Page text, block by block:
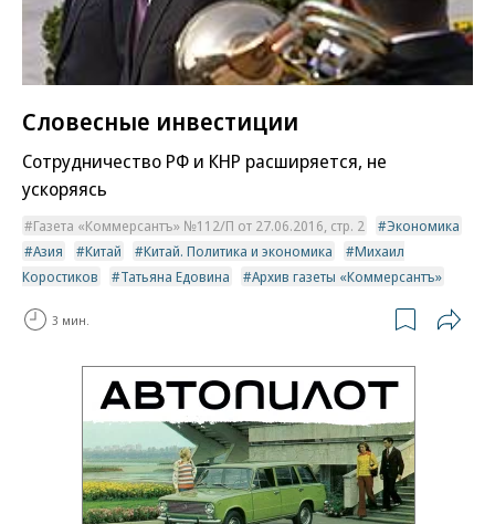
Словесные инвестиции
Сотрудничество РФ и КНР расширяется, не
ускоряясь
Газета «Коммерсантъ» №112/П от 27.06.2016, стр. 2
Экономика
Азия
Китай Китай. Политика и экономика
Михаил
Коростиков
Татьяна Едовина Архив газеты «Коммерсантъ»
3 мин.